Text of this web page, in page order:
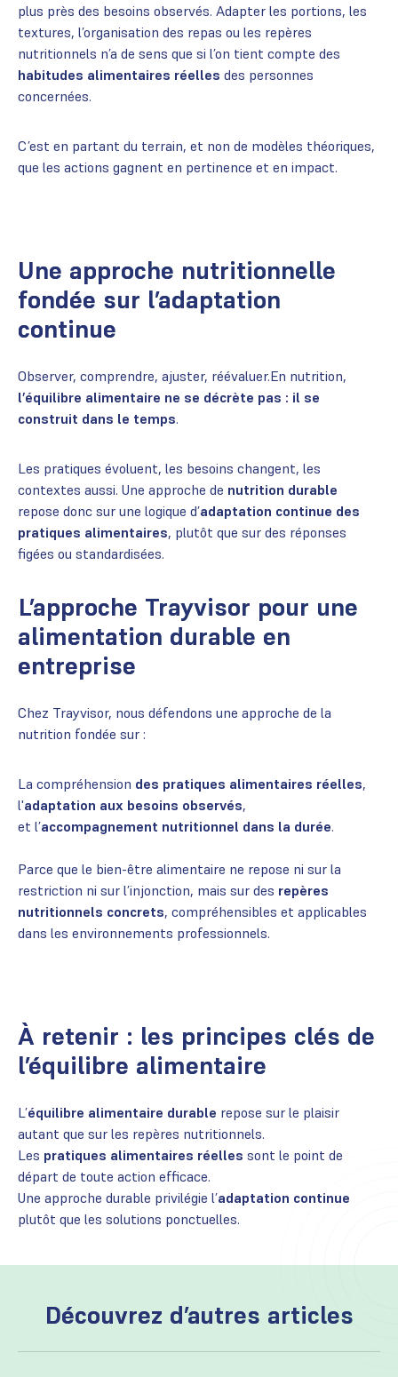
plus près des besoins observés. Adapter les portions, les
textures, l’organisation des repas ou les repères
nutritionnels n’a de sens que si l’on tient compte des
habitudes alimentaires réelles des personnes
concernées.
C’est en partant du terrain, et non de modèles théoriques,
que les actions gagnent en pertinence et en impact.
Une approche nutritionnelle
fondée sur l’adaptation
continue
Observer, comprendre, ajuster, réévaluer.En nutrition,
l’équilibre alimentaire ne se décrète pas : il se
construit dans le temps.
Les pratiques évoluent, les besoins changent, les
contextes aussi. Une approche de nutrition durable
repose donc sur une logique d’adaptation continue des
pratiques alimentaires, plutôt que sur des réponses
figées ou standardisées.
L’approche Trayvisor pour une
alimentation durable en
entreprise
Chez Trayvisor, nous défendons une approche de la
nutrition fondée sur :
La compréhension des pratiques alimentaires réelles,
l'adaptation aux besoins observés,
et l’accompagnement nutritionnel dans la durée.
Parce que le bien-être alimentaire ne repose ni sur la
restriction ni sur l’injonction, mais sur des repères
nutritionnels concrets, compréhensibles et applicables
dans les environnements professionnels.
À retenir : les principes clés de
l’équilibre alimentaire
L’équilibre alimentaire durable repose sur le plaisir
autant que sur les repères nutritionnels.
Les pratiques alimentaires réelles sont le point de
départ de toute action efficace.
Une approche durable privilégie l’adaptation continue
plutôt que les solutions ponctuelles.
Découvrez d’autres articles